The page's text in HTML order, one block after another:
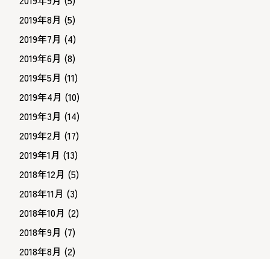
2019年8月 (5)
2019年7月 (4)
2019年6月 (8)
2019年5月 (11)
2019年4月 (10)
2019年3月 (14)
2019年2月 (17)
2019年1月 (13)
2018年12月 (5)
2018年11月 (3)
2018年10月 (2)
2018年9月 (7)
2018年8月 (2)